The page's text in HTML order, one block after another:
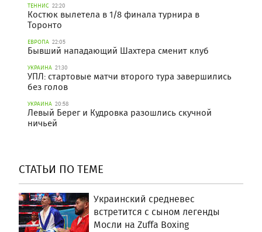
ТЕННИС 22:20
Костюк вылетела в 1/8 финала турнира в
Торонто
ЕВРОПА 22:05
Бывший нападающий Шахтера сменит клуб
УКРАИНА 21:30
УПЛ: стартовые матчи второго тура завершились
без голов
УКРАИНА 20:58
Левый Берег и Кудровка разошлись скучной
ничьей
СТАТЬИ ПО ТЕМЕ
Украинский средневес
встретится с сыном легенды
Мосли на Zuffa Boxing